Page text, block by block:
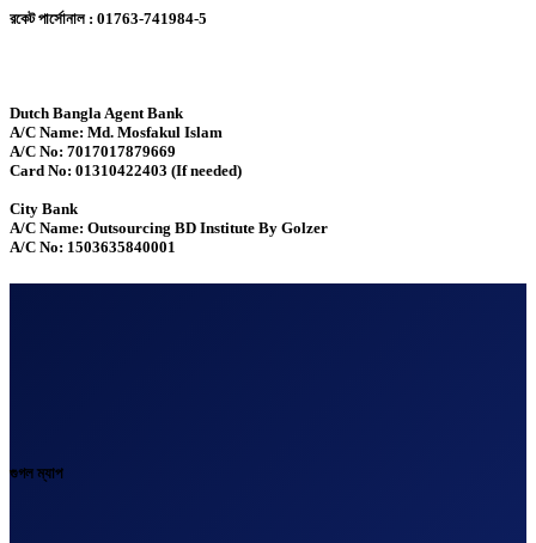
রকেট পার্সোনাল : 01763-741984-5
Dutch Bangla Agent Bank
A/C Name: Md. Mosfakul Islam
A/C No: 7017017879669
Card No: 01310422403 (If needed)
City Bank
A/C Name: Outsourcing BD Institute By Golzer
A/C No: 1503635840001
গুগল ম্যাপ